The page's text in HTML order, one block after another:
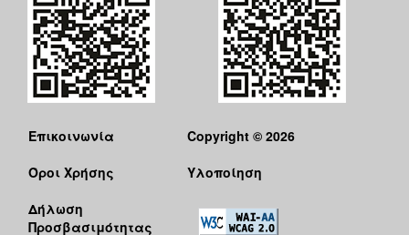
Επικοινωνία
Όροι Χρήσης
Δήλωση
Προσβασιμότητας
Copyright © 2026
Υλοποίηση